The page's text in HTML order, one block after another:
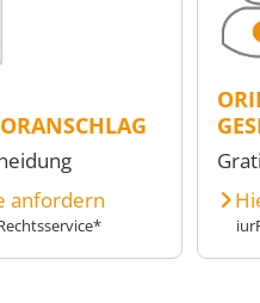
anfordern